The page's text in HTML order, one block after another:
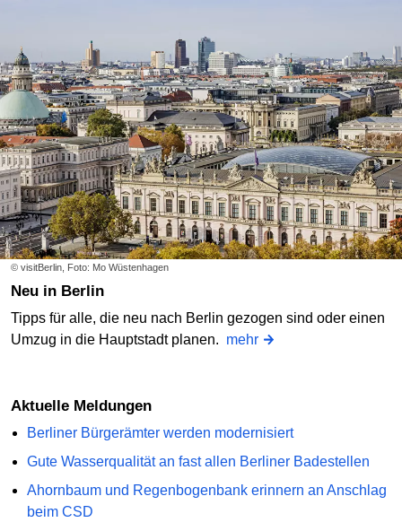
© visitBerlin, Foto: Mo Wüstenhagen
Neu in Berlin
Tipps für alle, die neu nach Berlin gezogen sind oder einen
Umzug in die Hauptstadt planen. mehr
Aktuelle Meldungen
Berliner Bürgerämter werden modernisiert
Gute Wasserqualität an fast allen Berliner Badestellen
Ahornbaum und Regenbogenbank erinnern an Anschlag
beim CSD